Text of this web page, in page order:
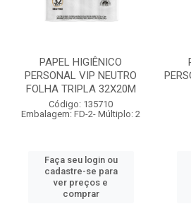
PAPEL HIGIÊNICO
PERSONAL VIP NEUTRO
FOLHA TRIPLA 32X20M
Código: 135710
Embalagem: FD-2- Múltiplo: 2
Faça seu login ou
cadastre-se para
ver preços e
comprar